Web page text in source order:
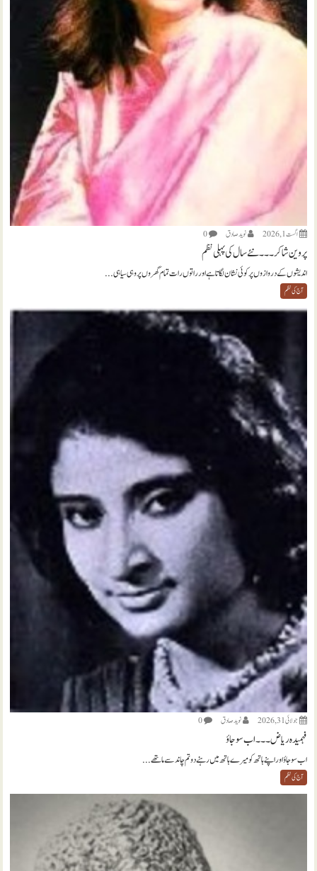
اگست 1, 2026 نويد صادق 0
پروین شاکر ۔۔۔ نئے سال کی پہلی نظم
اندیشوں کے دروازوں پر کوئی نشان لگاتا ہے اور راتوں رات تمام گھروں پر وہی سیاہی...
آج کی نظم
جولائی 31, 2026 نويد صادق 0
فہمیدہ ریاض ۔۔۔ اب سو جاؤ
اب سو جاؤ اور اپنے ہاتھ کو میرے ہاتھ میں رہنے دو تم چاند سے ماتھے...
آج کی نظم